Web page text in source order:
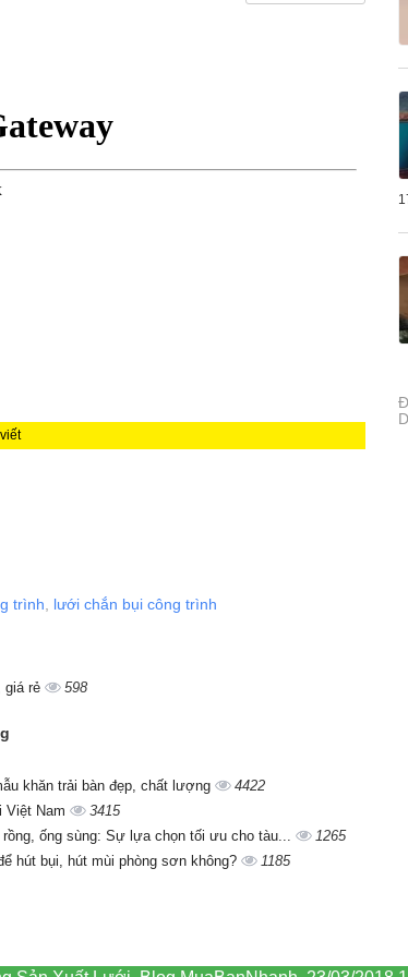
trình lưới chắn bụi công trình
giá rẻ 598
khăn trải bàn đẹp, chất lượng
4422
Việt Nam
3415
ống sùng: Sự lựa chọn tối ưu cho tàu...
1265
hút bụi, hút mùi phòng sơn không? 1185